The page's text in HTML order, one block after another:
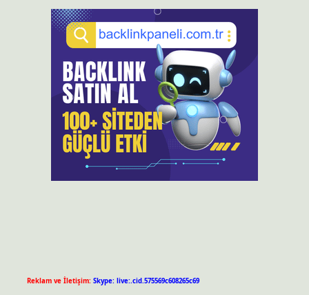
Reklam ve İletişim: Skype: live:.cid.575569c608265c69